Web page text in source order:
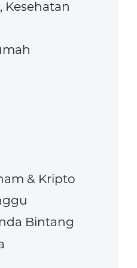
Kesehatan
& Kripto
Bintang